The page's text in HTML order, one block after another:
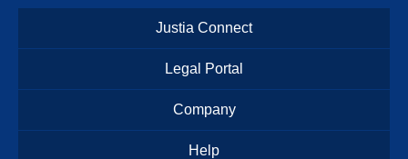
Justia Connect
Legal Portal
Company
Help